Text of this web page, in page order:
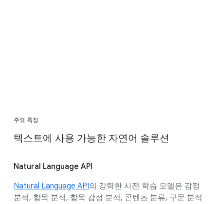
주요 특징
텍스트에 사용 가능한 자연어 솔루션
Natural Language API
Natural Language API의 강력한 사전 학습 모델은 감정
분석, 항목 분석, 항목 감정 분석, 콘텐츠 분류, 구문 분석